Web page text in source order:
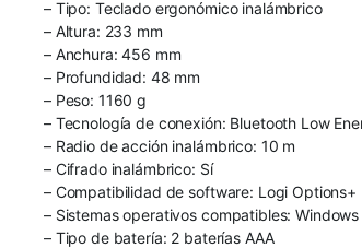
– Tipo: Teclado ergonómico inalámbrico
– Altura: 233 mm
– Anchura: 456 mm
– Profundidad: 48 mm
– Peso: 1160 g
– Tecnología de conexión: Bluetooth Low
– Radio de acción inalámbrico: 10 m
– Cifrado inalámbrico: Sí
– Compatibilidad de software: Logi Options+
– Sistemas operativos compatibles:
– Tipo de batería: 2 baterías AAA